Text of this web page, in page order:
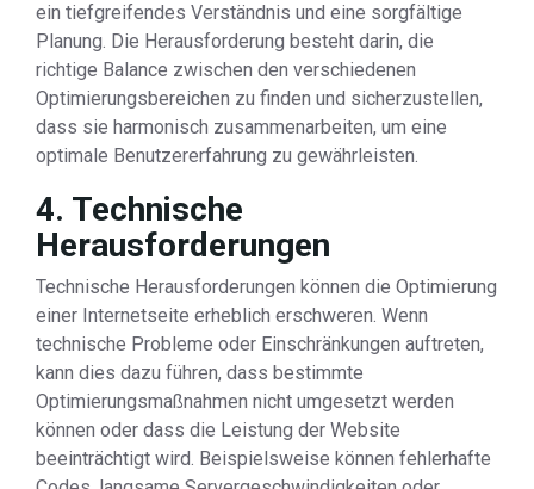
ein tiefgreifendes Verständnis und eine sorgfältige
Planung. Die Herausforderung besteht darin, die
richtige Balance zwischen den verschiedenen
Optimierungsbereichen zu finden und sicherzustellen,
dass sie harmonisch zusammenarbeiten, um eine
optimale Benutzererfahrung zu gewährleisten.
4. Technische
Herausforderungen
Technische Herausforderungen können die Optimierung
einer Internetseite erheblich erschweren. Wenn
technische Probleme oder Einschränkungen auftreten,
kann dies dazu führen, dass bestimmte
Optimierungsmaßnahmen nicht umgesetzt werden
können oder dass die Leistung der Website
beeinträchtigt wird. Beispielsweise können fehlerhafte